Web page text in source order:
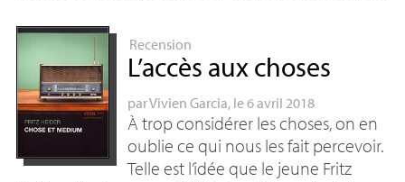
Recension
L’accès aux choses
parVivien Garcia, le 6 avril 2018
À trop considérer les choses, on en
oublie ce qui nous les fait percevoir.
Telle est l’idée que le jeune Fritz